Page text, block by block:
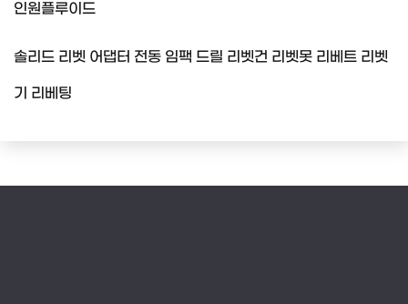
인원플루이드
솔리드 리벳 어댑터 전동 임팩 드릴 리벳건 리벳못 리베트 리벳
기 리베팅